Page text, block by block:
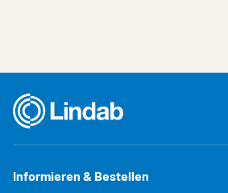
Informieren & Bestellen